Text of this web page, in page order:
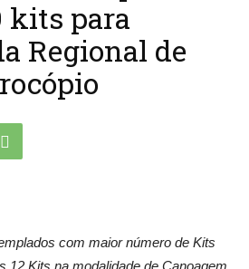
kits para
Regional de
com maior número de Kits
12 Kits na modalidade de Canoagem